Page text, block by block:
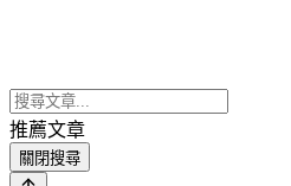
推薦文章
關閉搜尋